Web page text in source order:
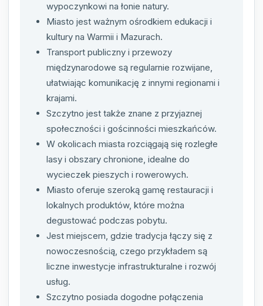
wypoczynkowi na łonie natury.
Miasto jest ważnym ośrodkiem edukacji i
kultury na Warmii i Mazurach.
Transport publiczny i przewozy
międzynarodowe są regularnie rozwijane,
ułatwiając komunikację z innymi regionami i
krajami.
Szczytno jest także znane z przyjaznej
społeczności i gościnności mieszkańców.
W okolicach miasta rozciągają się rozległe
lasy i obszary chronione, idealne do
wycieczek pieszych i rowerowych.
Miasto oferuje szeroką gamę restauracji i
lokalnych produktów, które można
degustować podczas pobytu.
Jest miejscem, gdzie tradycja łączy się z
nowoczesnością, czego przykładem są
liczne inwestycje infrastrukturalne i rozwój
usług.
Szczytno posiada dogodne połączenia